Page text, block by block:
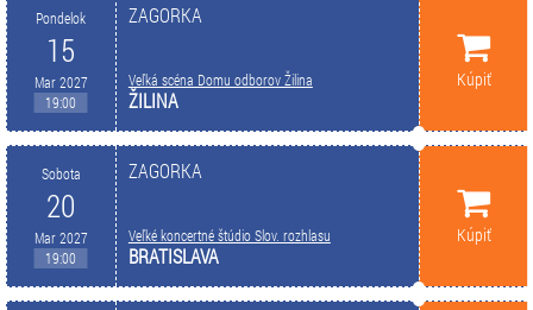
Pondelok
15
Mar 2027
19:00
ZAGORKA
Veľká scéna Domu odborov Žilina
ŽILINA
Kúpiť
Sobota
20
Mar 2027
19:00
ZAGORKA
Veľké koncertné štúdio Slov. rozhlasu
BRATISLAVA
Kúpiť